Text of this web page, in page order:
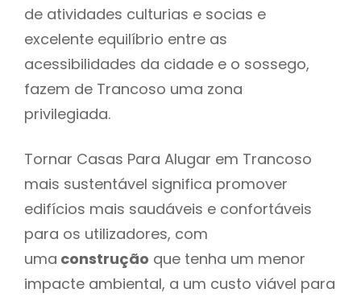
de atividades culturias e socias e
excelente equilíbrio entre as
acessibilidades da cidade e o sossego,
fazem de Trancoso uma zona
privilegiada.
Tornar Casas Para Alugar em Trancoso
mais sustentável significa promover
edifícios mais saudáveis e confortáveis
para os utilizadores, com
uma construção que tenha um menor
impacte ambiental, a um custo viável para